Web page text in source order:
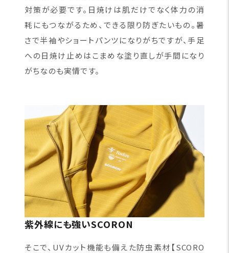
対策が必要です。日焼けは肌だけでなく体力の消
耗にもつながるため、できる限り防ぎたいもの。暑
さで半袖やショートパンツになりがちですが、手足
への日焼け止めはこまめな塗り直しが手間になり
がちなのも実情です。
紫外線にも強いSCORON
そこで、UVカット機能も備えた防虫素材【SCORO